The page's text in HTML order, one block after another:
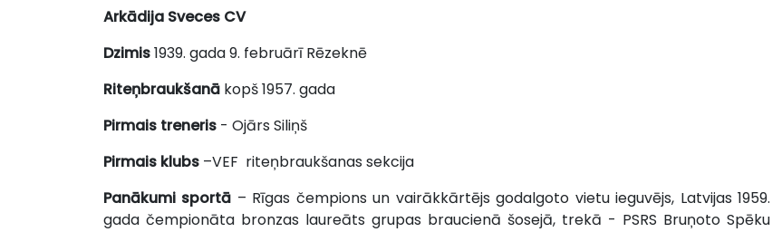
Arkādija Sveces CV
Dzimis1939. gada 9. februārī Rēzeknē
Riteņbraukšanā kopš 1957. gada
Pirmais treneris - Ojārs Siliņš
Pirmais klubs –VEF riteņbraukšanas sekcija
Panākumi sportā – Rīgas čempions un vairākkārtējs godalgoto vietu ieguvējs, Latvijas 1959.
gada čempionāta bronzas laureāts grupas braucienā šosejā, trekā - PSRS Bruņoto Spēku